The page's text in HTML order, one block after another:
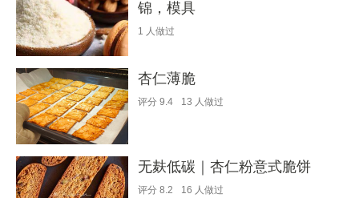
锦，模具
1 人做过
杏仁薄脆
评分 9.4 13 人做过
无麸低碳｜杏仁粉意式脆饼
评分 8.2 16 人做过